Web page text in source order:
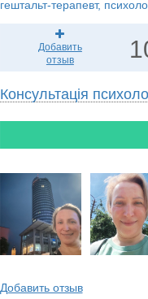
гештальт-терапевт,
Добавить
отзыв
Консультація
Добавить отзыв